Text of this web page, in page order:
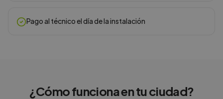
Pago al técnico el día de la instalación
¿Cómo funciona entu ciudad?